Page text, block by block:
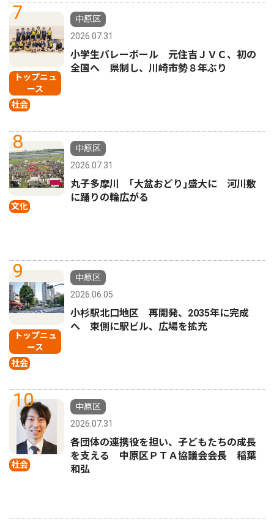
7
トップニュ
ース
社会
中原区
2026.07.31
小学生バレーボール 元住吉ＪＶＣ、初の
全国へ 県制し、川崎市勢８年ぶり
8
文化
中原区
2026.07.31
丸子多摩川 ｢大盆おどり｣盛大に 河川敷
に踊りの輪広がる
9
トップニュ
ース
社会
中原区
2026.06.05
小杉駅北口地区 再開発、2035年に完成
へ 東側に駅ビル、広場を拡充
10
社会
中原区
2026.07.31
各団体の連携役を担い、子どもたちの成長
を支える 中原区ＰＴＡ協議会会長 稲葉
和弘